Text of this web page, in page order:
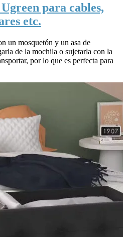
para cables,
etc.
un mosquetón y un asa de
de la mochila o sujetarla con la
por lo que es perfecta para